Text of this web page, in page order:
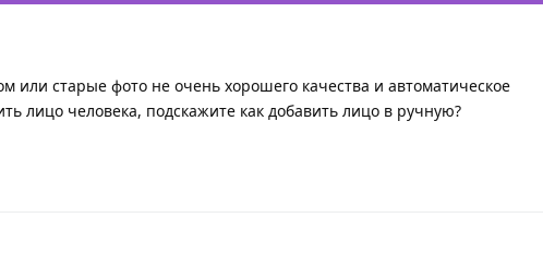
или старые фото не очень хорошего качества и автоматическое
лицо человека, подскажите как добавить лицо в ручную?